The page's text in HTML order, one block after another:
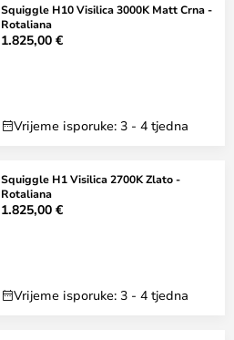
Squiggle H10 Visilica 3000K Matt Crna -
Rotaliana
1.825,00 €
Vrijeme isporuke: 3 - 4 tjedna
Squiggle H1 Visilica 2700K Zlato -
Rotaliana
1.825,00 €
Vrijeme isporuke: 3 - 4 tjedna